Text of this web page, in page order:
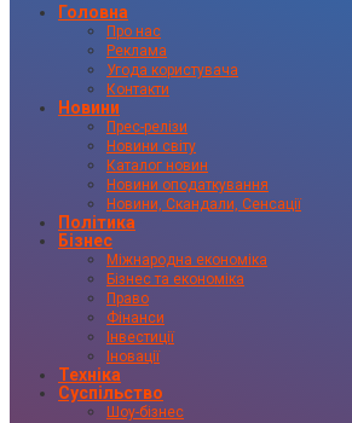
Головна
Про нас
Реклама
Угода користувача
Контакти
Новини
Прес-релізи
Новини світу
Каталог новин
Новини оподаткування
Новини, Скандали, Сенсації
Політика
Бізнес
Міжнародна економіка
Бізнес та економіка
Право
Фінанси
Інвестиції
Іновації
Техніка
Суспільство
Шоу-бізнес